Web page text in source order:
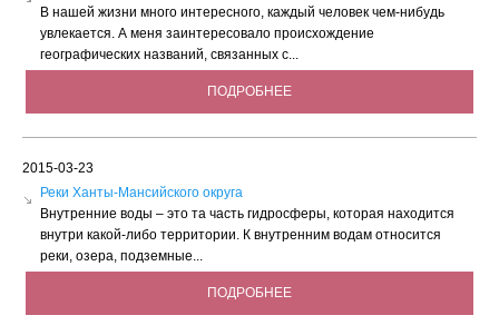
В нашей жизни много интересного, каждый человек чем-нибудь
увлекается. А меня заинтересовало происхождение
географических названий, связанных с...
ПОДРОБНЕЕ
2015-03-23
Реки Ханты-Мансийского округа
Внутренние воды – это та часть гидросферы, которая находится
внутри какой-либо территории. К внутренним водам относится
реки, озера, подземные...
ПОДРОБНЕЕ